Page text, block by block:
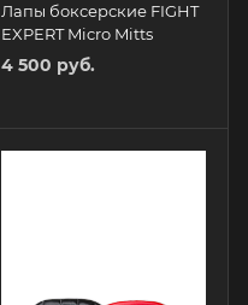
Лапы боксерские FIGHT
EXPERT Micro Mitts
4 500 руб.